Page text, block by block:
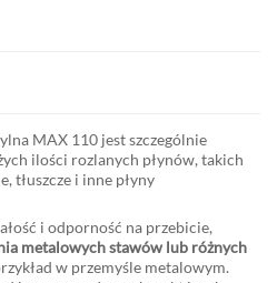
MAX 110 jest szczególnie
ilości rozlanych płynów, takich
tłuszcze i inne płyny
i odporność na przebicie,
metalowych stawów lub różnych
w przemyśle metalowym.